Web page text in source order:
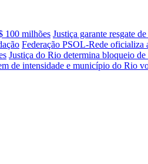
100 milhões Justiça garante resgate
Federação PSOL-Rede oficializa
Justiça do Rio determina bloqueio
de intensidade e município do Rio